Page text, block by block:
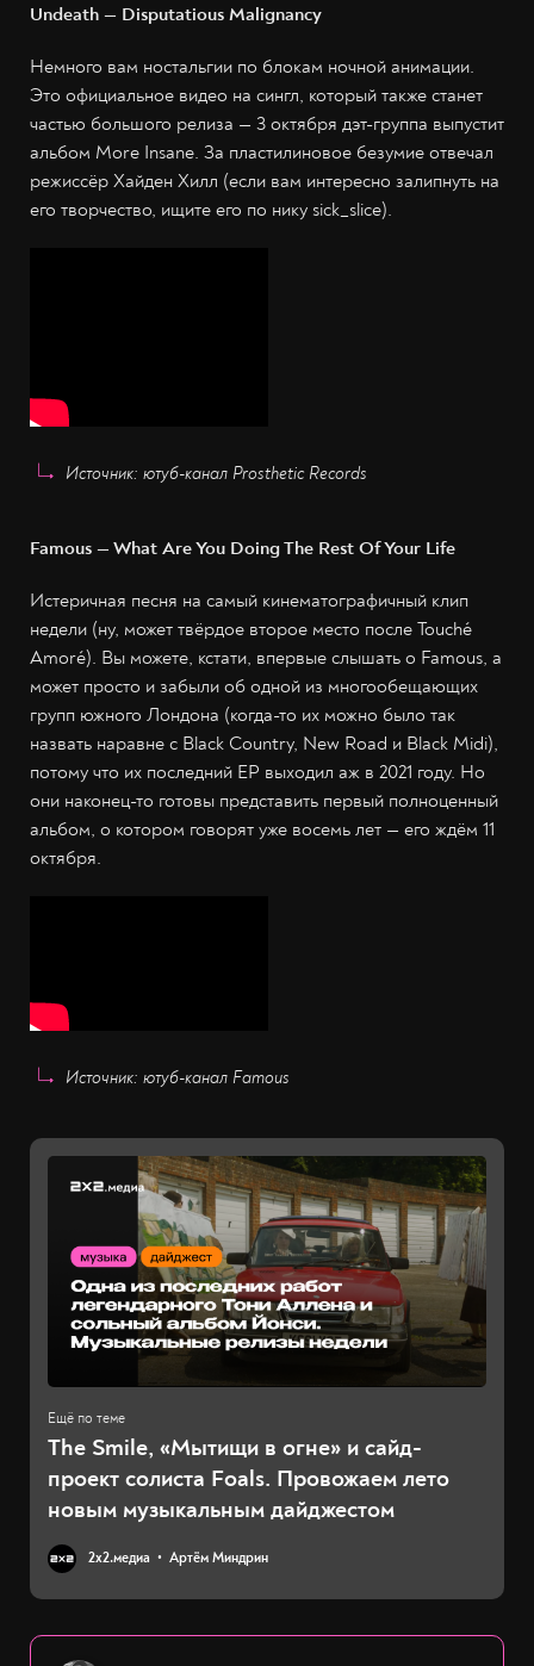
Undeath — Disputatious Malignancy
Немного вам ностальгии по блокам ночной анимации.
Это официальное видео на сингл, который также станет
частью большого релиза — 3 октября дэт-группа выпустит
альбом More Insane. За пластилиновое безумие отвечал
режиссёр Хайден Хилл (если вам интересно залипнуть на
его творчество, ищите его по нику sick_slice).
Источник: ютуб-канал Prosthetic Records
Famous — What Are You Doing The Rest Of Your Life
Истеричная песня на самый кинематографичный клип
недели (ну, может твёрдое второе место после Touché
Amoré). Вы можете, кстати, впервые слышать о Famous, а
может просто и забыли об одной из многообещающих
групп южного Лондона (когда-то их можно было так
назвать наравне с Black Country, New Road и Black Midi),
потому что их последний EP выходил аж в 2021 году. Но
они наконец-то готовы представить первый полноценный
альбом, о котором говорят уже восемь лет — его ждём 11
октября.
Источник: ютуб-канал Famous
The Smile, «Мытищи в огне» и сайд-
проект солиста Foals. Провожаем лето
новым музыкальным дайджестом
2х2.медиа Артём Миндрин